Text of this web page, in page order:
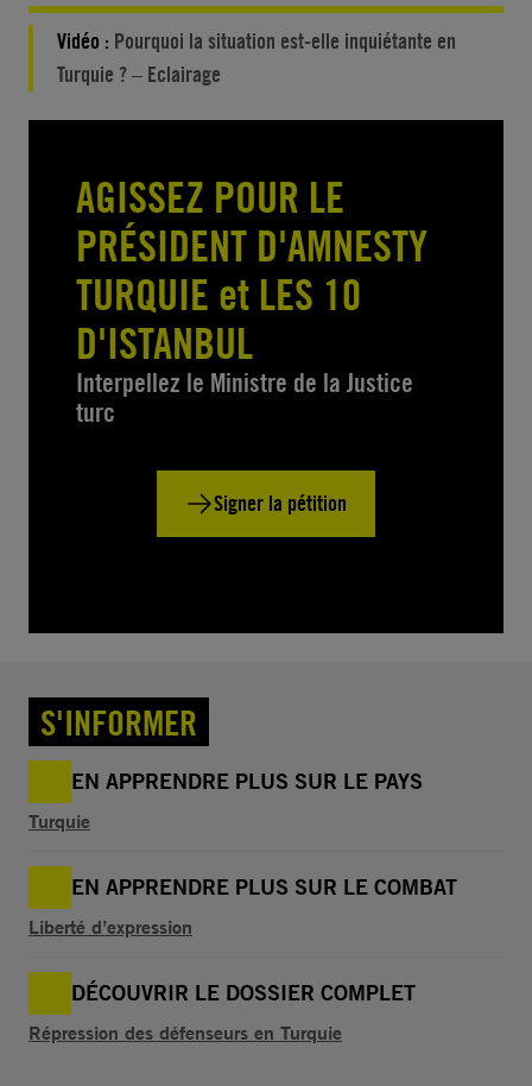
Vidéo : Pourquoi la situation est-elle inquiétante en
Turquie ? – Eclairage
AGISSEZ POUR LE
PRÉSIDENT D'AMNESTY
TURQUIE et LES 10
D'ISTANBUL
Interpellez le Ministre de la Justice
turc
Signer la pétition
S'INFORMER
EN APPRENDRE PLUS SUR LE PAYS
Turquie
EN APPRENDRE PLUS SUR LE COMBAT
Liberté d’expression
DÉCOUVRIR LE DOSSIER COMPLET
Répression des défenseurs en Turquie